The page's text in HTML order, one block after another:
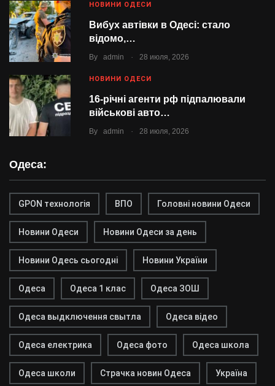
НОВИНИ ОДЕСИ
Вибух автівки в Одесі: стало
відомо,…
By admin . 28 июля, 2026
НОВИНИ ОДЕСИ
16-річні агенти рф підпалювали
військові авто…
By admin . 28 июля, 2026
Одеса:
GPON технологія ВПО Головні новини Одеси
Новини Одеси Новини Одеси за день
Новини Одесь сьогодні Новини України
Одеса Одеса 1 клас Одеса ЗОШ
Одеса выдключення свытла Одеса відео
Одеса електрика Одеса фото Одеса школа
Одеса школи Страчка новин Одеса Україна